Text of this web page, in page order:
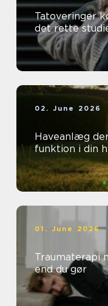
Tatoveringer
det rette
02. June 2026
Haveanlæg
funktion i din
01. June 2026
Traumaterapi når kroppen husker mere
end du gør